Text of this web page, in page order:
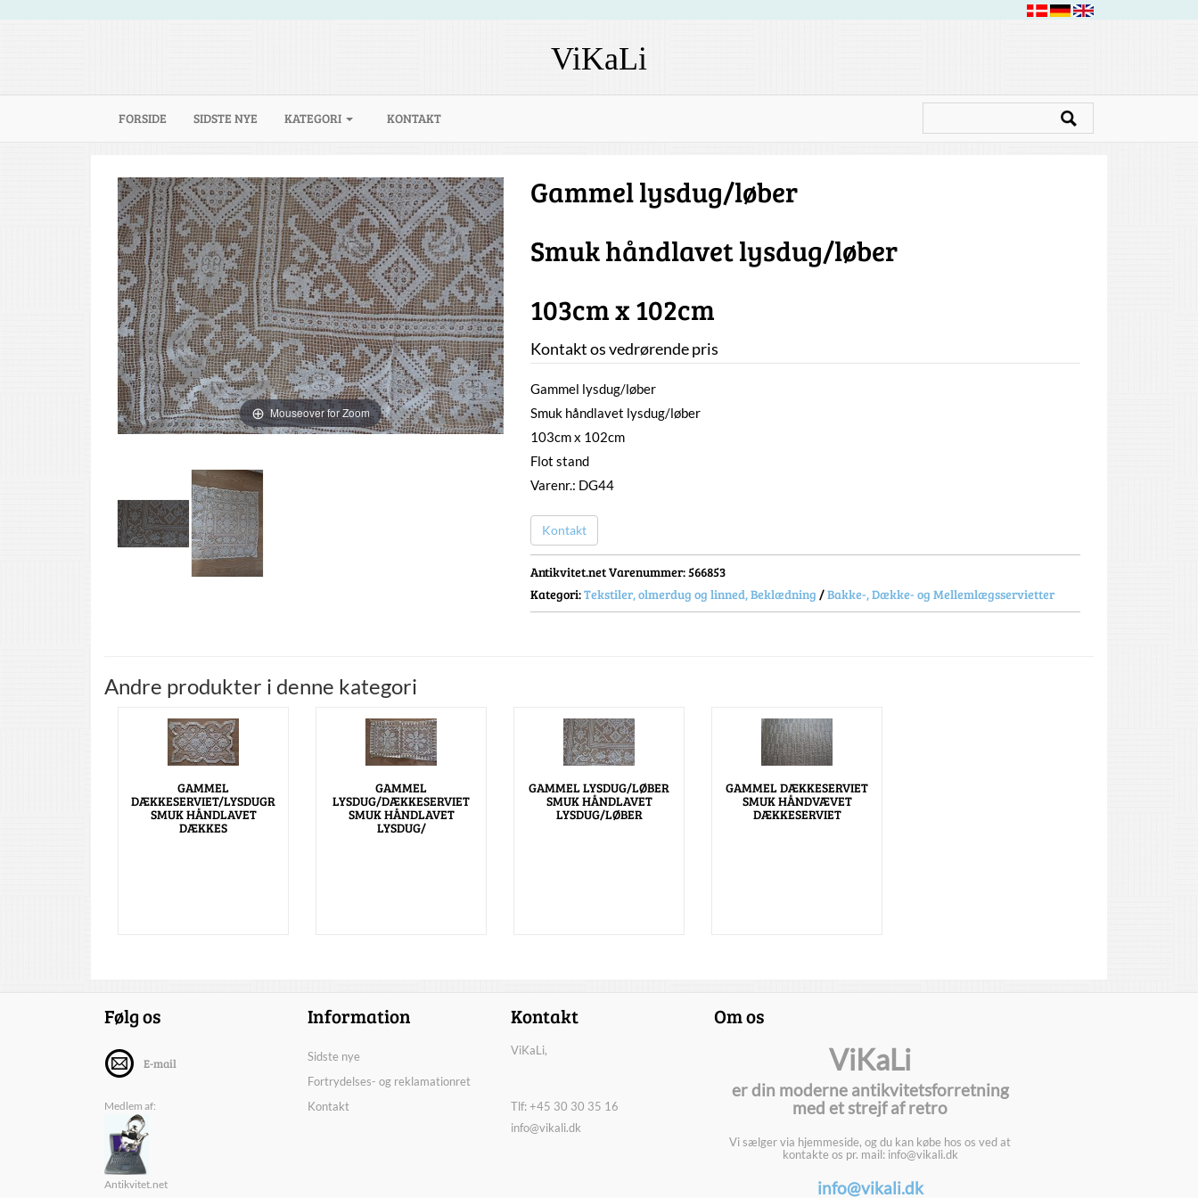
ViKaLi
FORSIDE (CURRENT)
SIDSTE NYE KATEGORI KONTAKT
Mouseover for Zoom
Gammel lysdug/løber
Smuk håndlavet lysdug/løber
103cm x 102cm
Kontakt os vedrørende pris
Gammel lysdug/løber
Smuk håndlavet lysdug/løber
103cm x 102cm
Flot stand
Varenr.: DG44
Kontakt
Antikvitet.net Varenummer: 566853
Kategori:Tekstiler, olmerdug og linned, Beklædning /Bakke-, Dække- og Mellemlægsservietter
Andre produkter i denne kategori
GAMMEL
DÆKKESERVIET/LYSDUGR
SMUK HÅNDLAVET
DÆKKES
GAMMEL
LYSDUG/DÆKKESERVIET
SMUK HÅNDLAVET
LYSDUG/
GAMMEL LYSDUG/LØBER
SMUK HÅNDLAVET
LYSDUG/LØBER
GAMMEL DÆKKESERVIET
SMUK HÅNDVÆVET
DÆKKESERVIET
Følg os
E-mail
Medlem af:
Antikvitet.net
Information
Sidste nye
Fortrydelses- og reklamationret
Kontakt
Kontakt
ViKaLi,
Tlf: +45 30 30 35 16
info@vikali.dk
Om os
ViKaLi
er din moderne antikvitetsforretning
med et strejf af retro
Vi sælger via hjemmeside, og du kan købe hos os ved at
kontakte os pr. mail: info@vikali.dk
info@vikali.dk